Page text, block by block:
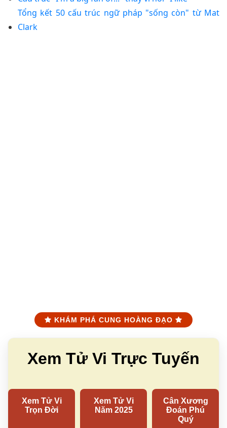
Tổng kết 50 cấu trúc ngữ pháp "sống còn" từ Mat
Clark
KHÁM PHÁ CUNG HOÀNG ĐẠO